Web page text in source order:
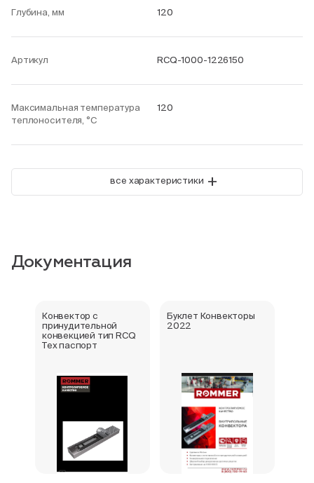
Глубина, мм 120
Артикул RCQ-1000-1226150
Максимальная температура
теплоносителя, °С
120
все характеристики +
Документация
Конвектор с
принудительной
конвекцией тип RCQ
Тех паспорт
Буклет Конвекторы
2022